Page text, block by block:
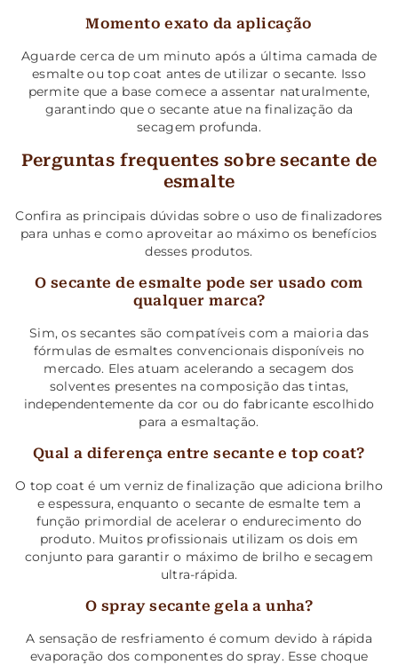
Momento exato da aplicação
Aguarde cerca de um minuto após a última camada de
esmalte ou top coat antes de utilizar o secante. Isso
permite que a base comece a assentar naturalmente,
garantindo que o secante atue na finalização da
secagem profunda.
Perguntas frequentes sobre secante de
esmalte
Confira as principais dúvidas sobre o uso de finalizadores
para unhas e como aproveitar ao máximo os benefícios
desses produtos.
O secante de esmalte pode ser usado com
qualquer marca?
Sim, os secantes são compatíveis com a maioria das
fórmulas de esmaltes convencionais disponíveis no
mercado. Eles atuam acelerando a secagem dos
solventes presentes na composição das tintas,
independentemente da cor ou do fabricante escolhido
para a esmaltação.
Qual a diferença entre secante e top coat?
O top coat é um verniz de finalização que adiciona brilho
e espessura, enquanto o secante de esmalte tem a
função primordial de acelerar o endurecimento do
produto. Muitos profissionais utilizam os dois em
conjunto para garantir o máximo de brilho e secagem
ultra-rápida.
O spray secante gela a unha?
A sensação de resfriamento é comum devido à rápida
evaporação dos componentes do spray. Esse choque